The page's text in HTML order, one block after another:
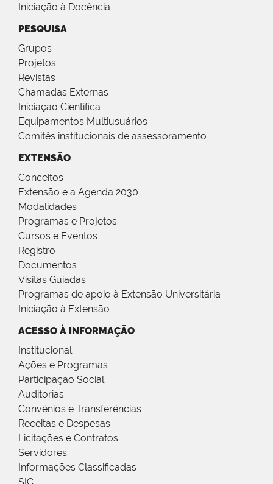
Iniciação à Docência
PESQUISA
Grupos
Projetos
Revistas
Chamadas Externas
Iniciação Científica
Equipamentos Multiusuários
Comitês institucionais de assessoramento
EXTENSÃO
Conceitos
Extensão e a Agenda 2030
Modalidades
Programas e Projetos
Cursos e Eventos
Registro
Documentos
Visitas Guiadas
Programas de apoio à Extensão Universitária
Iniciação à Extensão
ACESSO À INFORMAÇÃO
Institucional
Ações e Programas
Participação Social
Auditorias
Convênios e Transferências
Receitas e Despesas
Licitações e Contratos
Servidores
Informações Classificadas
SIC